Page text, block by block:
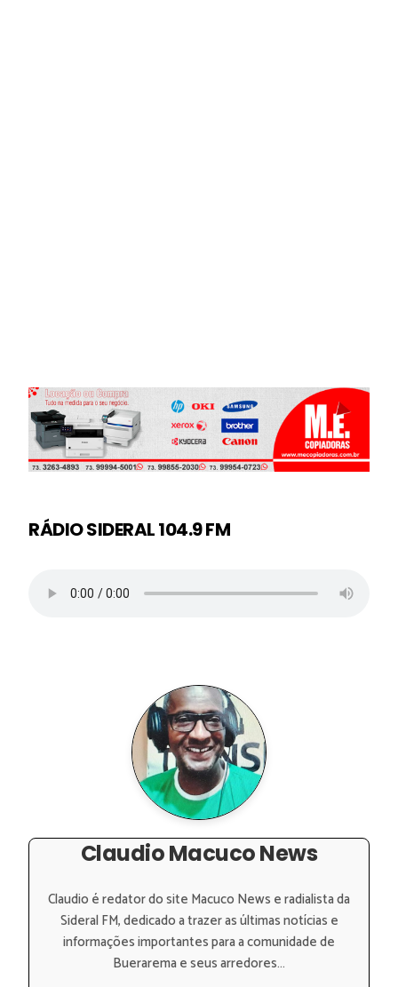
RÁDIO SIDERAL 104.9 FM
Claudio Macuco News
Claudio é redator do site Macuco News e radialista da
Sideral FM, dedicado a trazer as últimas notícias e
informações importantes para a comunidade de
Buerarema e seus arredores...